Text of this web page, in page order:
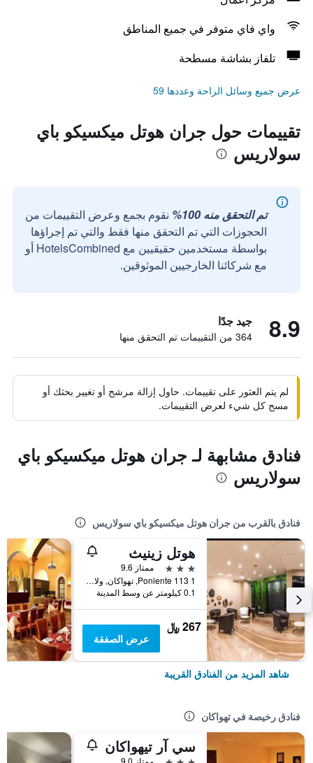
واي فاي متوفر في جميع المناطق
تلفاز بشاشة مسطحة
عرض جميع وسائل الراحة وعددها 59
تقييمات حول جران هوتل ميكسيكو باي
سولاريس
تم التحقق منه 100%
نقوم بجمع وعرض التقييمات من
الحجوزات التي تم التحقق منها فقط والتي تم إجراؤها
بواسطة مستخدمين حقيقيين مع HotelsCombined أو
مع شركائنا الخارجيين الموثوقين.
8.9 جيد جدًا
364 من التقييمات تم التحقق منها
لم يتم العثور على تقييمات. حاول إزالة مرشح أو تغيير بحثك أو
مسح كل شيء لعرض التقييمات.
فنادق مشابهة لـ جران هوتل ميكسيكو باي
سولاريس
فنادق بالقرب من جران هوتل ميكسيكو باي سولاريس
هوتل زينيث
3 نجوم
ممتاز 9.6
1 Poniente 113, تهواكان, ولاية بويبلا, المكسيك
0.1 كيلومتر عن وسط المدينة
267 ﷼
عرض الصفقة
شاهد المزيد من الفنادق القريبة
فنادق رخيصة في تهواكان
سي آر تيهواكان
ممتاز 9.0